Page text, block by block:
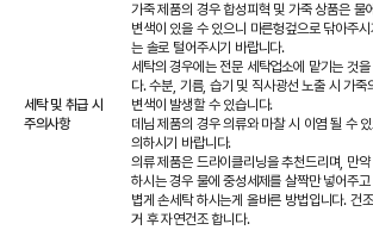
세탁 및 취급 시
주의사항
가죽 제품의 경우 합성피혁 및 가죽 상품은 물
변색이 있을 수 있으니 마른헝겊으로 닦아주시
는 솔로 털어주시기 바랍니다.
세탁의 경우에는 전문 세탁업소에 맡기는 것을
다. 수분, 기름, 습기 및 직사광선 노출 시 가죽
변색이 발생할 수 있습니다.
데님 제품의 경우 의류와 마찰 시 이염 될 수
의하시기 바랍니다.
의류 제품은 드라이클리닝을 추천드리며, 만
하시는 경우 물에 중성세제를 살짝만 넣어주
볍게 손세탁 하시는게 올바른 방법입니다. 건
거 후 자연건조 합니다.